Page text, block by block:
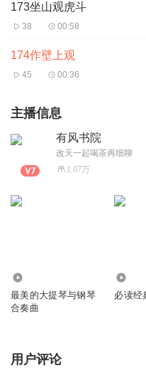
173坐山观虎斗
38 00:58
174作壁上观
45 00:36
主播信息
有风书院
改天一起喝茶再细聊
1.07万
最美的大提琴与钢琴
合奏曲
必读经
用户评论